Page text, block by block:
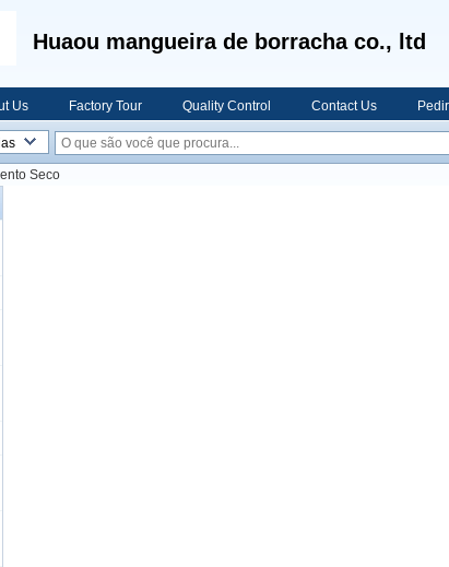
Huaou mangueira de borracha co., ltd
Us Factory Tour Quality Control Contact Us
Seco